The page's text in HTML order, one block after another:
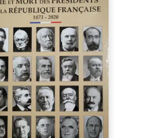
AJOUTER AU PANIER
/